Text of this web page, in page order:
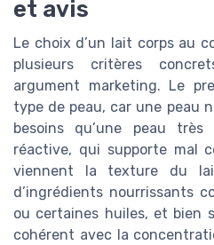
et avis
Le choix d’un lait corps au
plusieurs critères
argument marketing. Le
type de peau, car une peau
besoins qu’une peau
réactive, qui supporte mal
viennent la texture du
d’ingrédients nourrissants
ou certaines huiles, et bien
cohérent avec la